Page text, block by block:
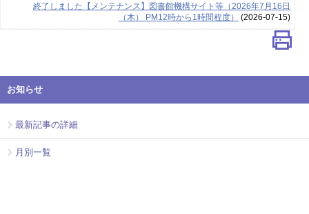
終了しました【メンテナンス】図書館機構サイト等（2026年7月16日
（木） PM12時から1時間程度）
(2026-07-15)
お知らせ
最新記事の詳細
月別一覧